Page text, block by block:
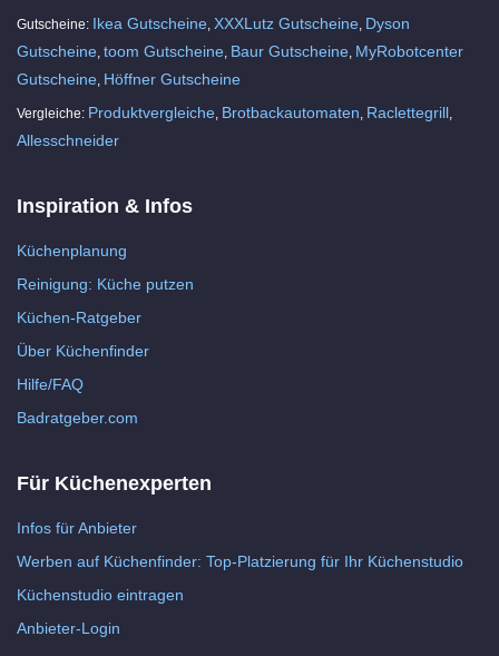
Gutscheine: Ikea Gutscheine XXXLutz Gutscheine Dyson
Gutscheine toom Gutscheine Baur Gutscheine MyRobotcenter
Gutscheine Höffner Gutscheine
Vergleiche: Produktvergleiche Brotbackautomaten Raclettegrill
Allesschneider
Inspiration & Infos
Küchenplanung
Reinigung: Küche putzen
Küchen-Ratgeber
Über Küchenfinder
Hilfe/FAQ
Badratgeber.com
Für Küchenexperten
Infos für Anbieter
Werben auf Küchenfinder: Top-Platzierung für Ihr Küchenstudio
Küchenstudio eintragen
Anbieter-Login